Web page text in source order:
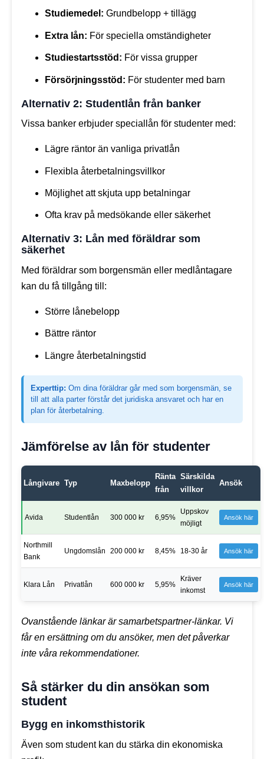
Studiemedel: Grundbelopp + tillägg
Extra lån: För speciella omständigheter
Studiestartsstöd: För vissa grupper
Försörjningsstöd: För studenter med barn
Alternativ 2: Studentlån från banker
Vissa banker erbjuder speciallån för studenter med:
Lägre räntor än vanliga privatlån
Flexibla återbetalningsvillkor
Möjlighet att skjuta upp betalningar
Ofta krav på medsökande eller säkerhet
Alternativ 3: Lån med föräldrar som
säkerhet
Med föräldrar som borgensmän eller medlåntagare
kan du få tillgång till:
Större lånebelopp
Bättre räntor
Längre återbetalningstid
Experttip: Om dina föräldrar går med som borgensmän, se
till att alla parter förstår det juridiska ansvaret och har en
plan för återbetalning.
Jämförelse av lån för studenter
Långivare Typ Maxbelopp
Ränta
från
Särskilda
villkor
Ansök
Avida Studentlån 300 000 kr 6,95%
Uppskov
möjligt
Ansök här
Northmill
Bank
Ungdomslån 200 000 kr 8,45% 18-30 år Ansök här
Klara Lån Privatlån 600 000 kr 5,95%
Kräver
inkomst
Ansök här
Ovanstående länkar är samarbetspartner-länkar. Vi
får en ersättning om du ansöker, men det påverkar
inte våra rekommendationer.
Så stärker du din ansökan som
student
Bygg en inkomsthistorik
Även som student kan du stärka din ekonomiska